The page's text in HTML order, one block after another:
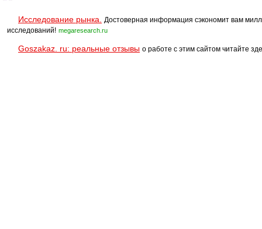
Исследование рынка.
Достоверная информация сэкономит вам
исследований! megaresearch.ru
Goszakaz. ru: реальные отзывы о работе с этим сайтом читайте